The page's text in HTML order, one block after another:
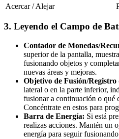
Acercar / Alejar
3. Leyendo el Campo de
Contador de Monedas/
superior de la pantalla,
fusionando objetos y
nuevas áreas y mejoras.
Objetivo de Fusión/Registro
lateral o en la parte inferior,
fusionar a continuación o qué
Concéntrate en estos para
Barra de Energía: Si está
realizas acciones. Mantén un
energía para seguir